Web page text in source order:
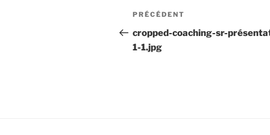
Navigation
de
l’article
Article
précédent
PRÉCÉDENT
cropped-coaching-sr-
1-1.jpg